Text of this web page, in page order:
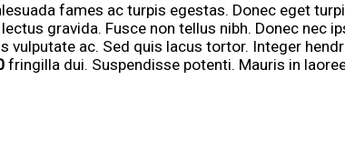
fames ac turpis egestas. Donec eget
gravida. Fusce non tellus nibh. Donec nec
vulputate ac. Sed quis lacus tortor. Integer
fringilla dui. Suspendisse potenti. Mauris in